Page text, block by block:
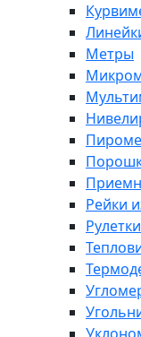
Метры
Рейки
Рулетки